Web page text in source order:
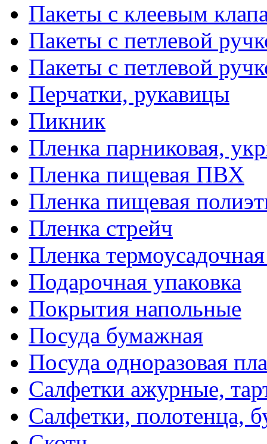
Пакеты с клеевым
Пакеты с петлевой
Пакеты с петлевой
Перчатки, рукавицы
Пикник
Пленка парниковая,
Пленка пищевая ПВХ
Пленка пищевая
Пленка стрейч
Пленка
Подарочная упаковка
Покрытия напольные
Посуда бумажная
Посуда одноразовая
Салфетки ажурные,
Салфетки, полотенца,